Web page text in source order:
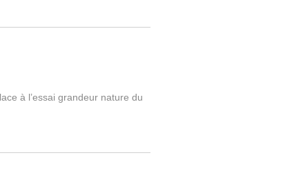
à l’essai grandeur nature du